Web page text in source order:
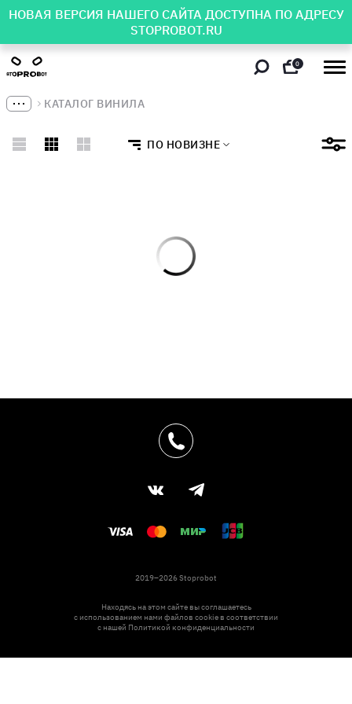
НОВАЯ ВЕРСИЯ НАШЕГО САЙТА ДОСТУПНА ПО АДРЕСУ
STOPROBOT.RU
0
КАТАЛОГ ВИНИЛА
ПО НОВИЗНЕ
2019–2026 Stoprobot
Находясь на этом сайте вы соглашаетесь
с использованием нами файлов cookie в соответствии
с нашей Политикой конфиденциальности